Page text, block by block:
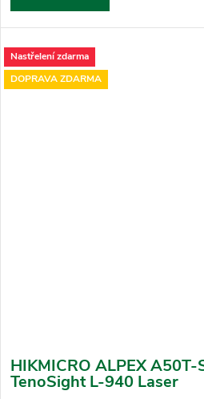
Nastřelení zdarma
DOPRAVA ZDARMA
HIKMICRO ALPEX
TenoSight L-940 Laser